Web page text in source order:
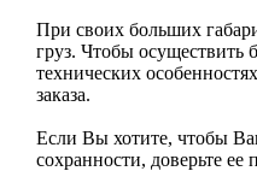
При своих больших
груз. Чтобы осуществить
технических
заказа.
Если Вы хотите, чтобы
сохранности, доверьте